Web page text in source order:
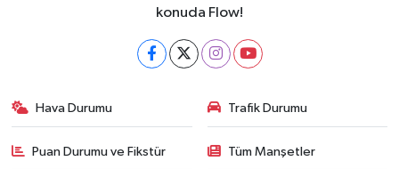
konuda Flow!
Hava Durumu Trafik Durumu
Puan Durumu ve Fikstür Tüm Manşetler